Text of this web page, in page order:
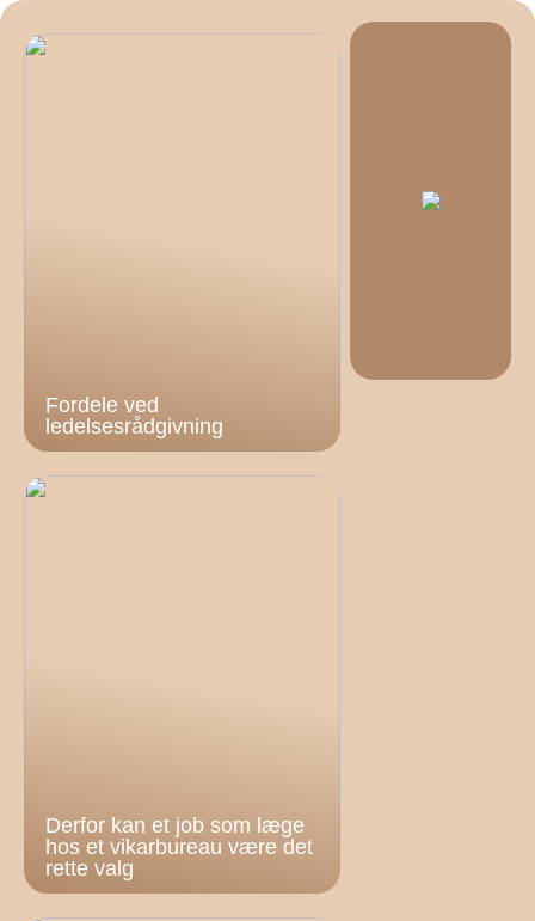
Fordele ved
ledelsesrådgivning
Derfor kan et job som læge
hos et vikarbureau være det
rette valg